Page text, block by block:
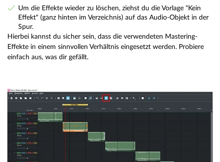
Um die Effekte wieder zu löschen, ziehst du die Vorlage "Kein
Effekt" (ganz hinten im Verzeichnis) auf das Audio-Objekt in der
Spur.
Hierbei kannst du sicher sein, dass die verwendeten Mastering-
Effekte in einem sinnvollen Verhältnis eingesetzt werden. Probiere
einfach aus, was dir gefällt.